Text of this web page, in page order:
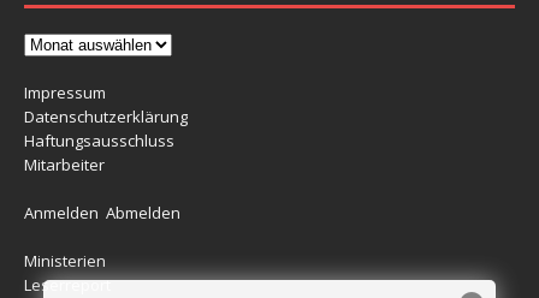
Impressum
Datenschutzerklärung
Haftungsausschluss
Mitarbeiter
Anmelden Abmelden
Ministerien
Leserreport